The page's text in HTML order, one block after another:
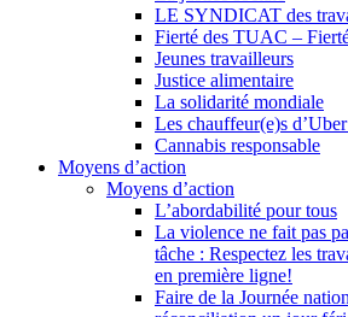
LE SYNDICAT des
Fierté des TUAC –
Jeunes travailleurs
Justice alimentaire
La solidarité mondiale
Les chauffeur(e)s d’Uber
Cannabis responsable
Moyens d’action
Moyens d’action
L’abordabilité pour tous
La violence ne fait pas
tâche : Respectez les
en première ligne!
Faire de la Journée